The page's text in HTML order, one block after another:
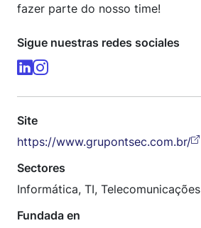
fazer parte do nosso time!
Sigue nuestras redes sociales
Site
https://www.grupontsec.com.br/
Sectores
Informática, TI, Telecomunicações
Fundada en